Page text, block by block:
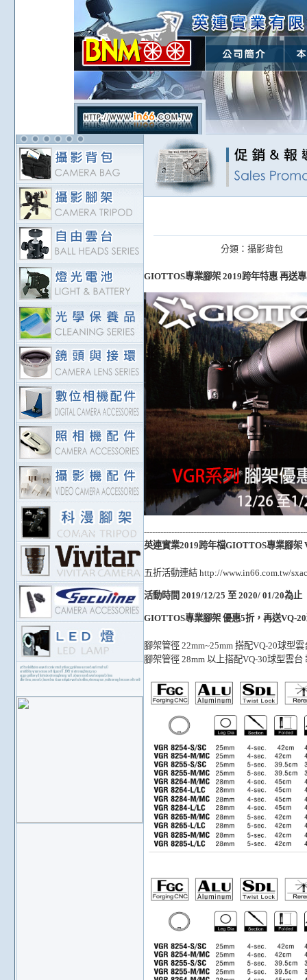
分類： 攝影背包
GIOTTOS專業腳架 2019跨年特惠 再送
英連實業2019跨年檔GIOTTOS專業腳架
五折活動連結 http://www.in66.com.tw/
活動時間 2019/12/25 至 2020/ 01/20為止
GIOTTOS專業腳架 優惠5折，再送VQ-
腳架管徑 22mm~25mm 搭配VQ-20球型
腳架管徑 28mm 以上搭配VQ-30球型雲